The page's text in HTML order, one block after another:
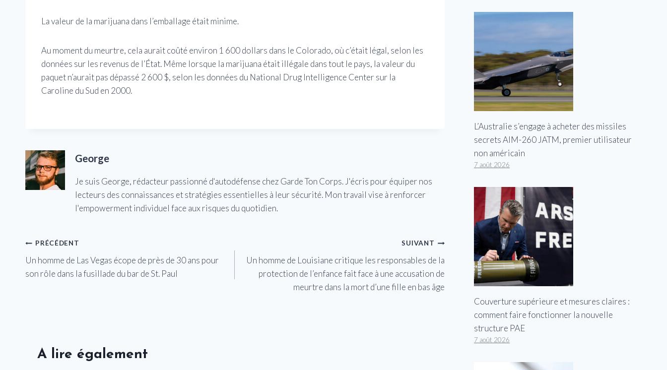
La valeur de la marijuana dans l’emballage était minime.
Au moment du meurtre, cela aurait coûté environ 1 600 dollars dans le Colorado, où c’était légal, selon les
données sur les revenus de l’État. Même lorsque la marijuana était illégale dans tout le pays, la valeur du
paquet n’aurait pas dépassé 2 600 $, selon les données du National Drug Intelligence Center sur la
Caroline du Sud en 2000.
George
Je suis George, rédacteur passionné d'autodéfense chez Garde Ton Corps. J'écris pour équiper nos
lecteurs des connaissances et stratégies essentielles à leur sécurité. Mon travail vise à renforcer
l'empowerment individuel face aux risques du quotidien.
Navigation
de
PRÉCÉDENT
Un homme de Las Vegas écope de près de 30 ans pour
son rôle dans la fusillade du bar de St. Paul
SUIVANT
Un homme de Louisiane critique les responsables de la
protection de l’enfance fait face à une accusation de
meurtre dans la mort d’une fille en bas âge
A lire également
L’Australie s’engage à acheter des missiles
secrets AIM-260 JATM, premier utilisateur
non américain
7 août 2026
Couverture supérieure et mesures claires :
comment faire fonctionner la nouvelle
structure PAE
7 août 2026